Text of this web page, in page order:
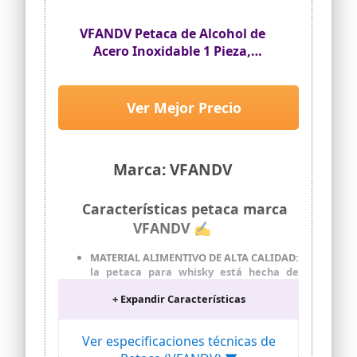
VFANDV Petaca de Alcohol de
Acero Inoxidable 1 Pieza,
Embudo Petaca Portátil Frasco de
Cadera Prueba de Fugas para
Escalada Camping Barbacoa Bar
Marca: VFANDV
Ver Mejor Precio
Características petaca marca
VFANDV ✍
MATERIAL ALIMENTIVO DE ALTA CALIDAD:
la petaca para whisky está hecha de
respetuoso con el medio ambiente, no
óxido, apto para lavavajillas.
Simplemente lávelo con té o agua
+ Expandir Características
Ver especificaciones técnicas de